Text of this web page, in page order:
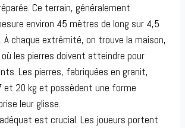
Ce terrain, généralement
environ 45 mètres de long sur 4,5
À chaque extrémité, on trouve la maison,
les pierres doivent atteindre pour
Les pierres, fabriquées en granit,
et 20 kg et possèdent une forme
leur glisse.
est crucial. Les joueurs portent